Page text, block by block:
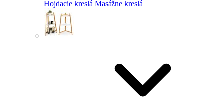
Hojdacie kreslá Masážne kreslá